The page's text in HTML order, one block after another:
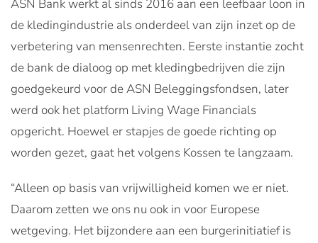
ASN Bank werkt al sinds 2016 aan een leefbaar loon in
de kledingindustrie als onderdeel van zijn inzet op de
verbetering van mensenrechten. Eerste instantie zocht
de bank de dialoog op met kledingbedrijven die zijn
goedgekeurd voor de ASN Beleggingsfondsen, later
werd ook het platform Living Wage Financials
opgericht. Hoewel er stapjes de goede richting op
worden gezet, gaat het volgens Kossen te langzaam.
“Alleen op basis van vrijwilligheid komen we er niet.
Daarom zetten we ons nu ook in voor Europese
wetgeving. Het bijzondere aan een burgerinitiatief is